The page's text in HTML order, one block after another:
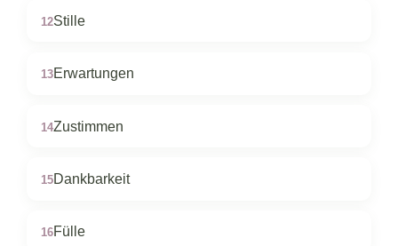
12Stille
13Erwartungen
14Zustimmen
15Dankbarkeit
16Fülle